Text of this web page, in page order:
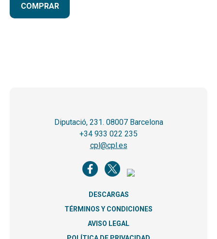
COMPRAR
Diputació, 231. 08007 Barcelona
+34 933 022 235
cpl@cpl.es
DESCARGAS
TÉRMINOS Y CONDICIONES
AVISO LEGAL